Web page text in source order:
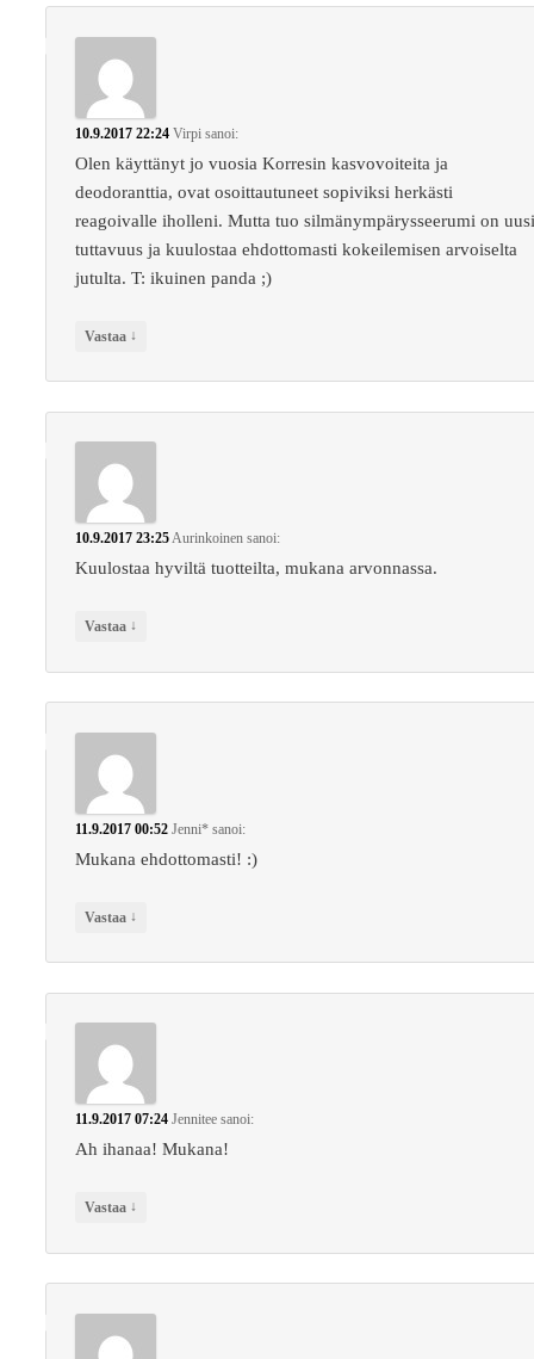
10.9.2017 22:24 Virpi sanoi:
Olen käyttänyt jo vuosia Korresin kasvovoiteita ja
deodoranttia, ovat osoittautuneet sopiviksi herkästi
reagoivalle iholleni. Mutta tuo silmänympärysseerumi on
tuttavuus ja kuulostaa ehdottomasti kokeilemisen arvoiselta
jutulta. T: ikuinen panda ;)
Vastaa ↓
10.9.2017 23:25Aurinkoinen sanoi:
Kuulostaa hyviltä tuotteilta, mukana arvonnassa.
Vastaa ↓
11.9.2017 00:52 Jenni* sanoi:
Mukana ehdottomasti! :)
Vastaa ↓
11.9.2017 07:24 Jennitee sanoi:
Ah ihanaa! Mukana!
Vastaa ↓